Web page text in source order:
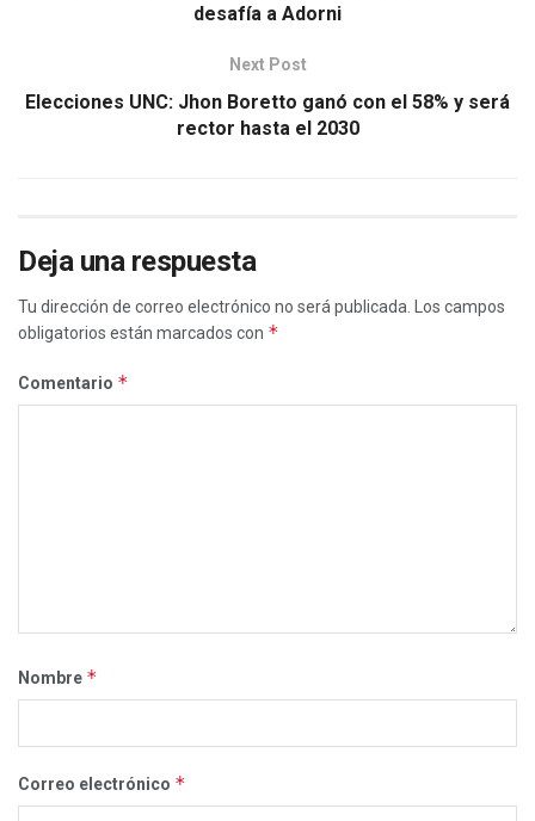
desafía a Adorni
Next Post
Elecciones UNC: Jhon Boretto ganó con el 58% y será
rector hasta el 2030
Deja una respuesta
Tu dirección de correo electrónico no será publicada.
Los campos
obligatorios están marcados con *
Comentario *
Nombre *
Correo electrónico *